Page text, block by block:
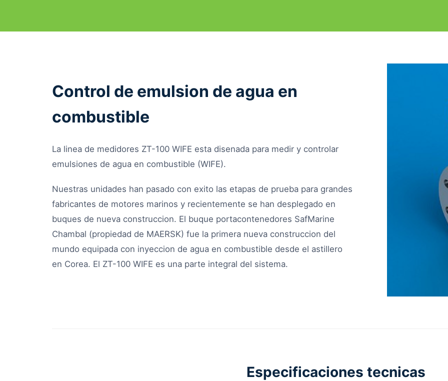
Control de emulsion de agua en
combustible
La linea de medidores ZT-100 WIFE esta disenada para medir y controlar
emulsiones de agua en combustible (WIFE).
Nuestras unidades han pasado con exito las etapas de prueba para grandes
fabricantes de motores marinos y recientemente se han desplegado en
buques de nueva construccion. El buque portacontenedores SafMarine
Chambal (propiedad de MAERSK) fue la primera nueva construccion del
mundo equipada con inyeccion de agua en combustible desde el astillero
en Corea. El ZT-100 WIFE es una parte integral del sistema.
Especificaciones tecnicas